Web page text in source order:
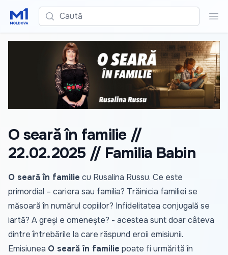
Caută
O seară în familie //
22.02.2025 // Familia Babin
O seară în familie cu Rusalina Russu. Ce este
primordial – cariera sau familia? Trăinicia familiei se
măsoară în numărul copiilor? Infidelitatea conjugală se
iartă? A greși e omenește? - acestea sunt doar câteva
dintre întrebările la care răspund eroii emisiunii.
Emisiunea O seară în familie poate fi urmărită în